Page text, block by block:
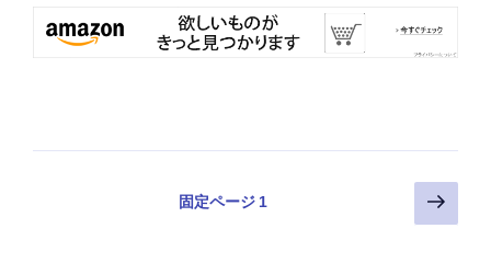
固定ページ 1
次
の